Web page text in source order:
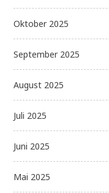
Oktober 2025
September 2025
August 2025
Juli 2025
Juni 2025
Mai 2025